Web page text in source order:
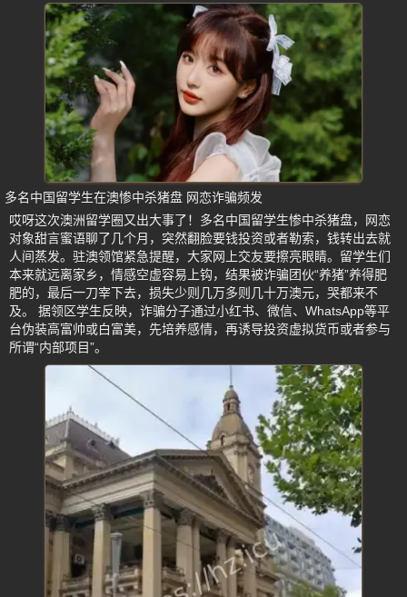
多名中国留学生在澳惨中杀猪盘 网恋诈骗频发
哎呀这次澳洲留学圈又出大事了！多名中国留学生惨中杀猪盘，网恋
对象甜言蜜语聊了几个月，突然翻脸要钱投资或者勒索，钱转出去就
人间蒸发。驻澳领馆紧急提醒，大家网上交友要擦亮眼睛。留学生们
本来就远离家乡，情感空虚容易上钩，结果被诈骗团伙“养猪”养得肥
肥的，最后一刀宰下去，损失少则几万多则几十万澳元，哭都来不
及。 据领区学生反映，诈骗分子通过小红书、微信、WhatsApp等平
台伪装高富帅或白富美，先培养感情，再诱导投资虚拟货币或者参与
所谓“内部项目”。